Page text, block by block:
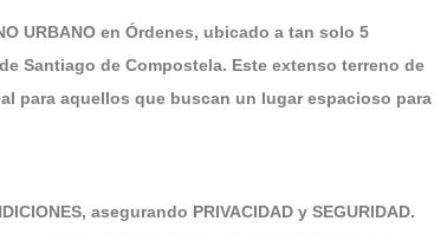
URBANO en Órdenes, ubicado a tan solo 5
Santiago de Compostela. Este extenso terreno de
para aquellos que buscan un lugar espacioso para
asegurando PRIVACIDAD y SEGURIDAD.